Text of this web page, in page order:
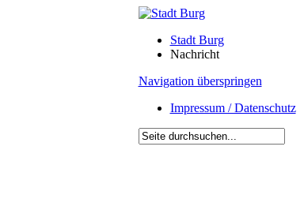
Stadt Burg
Nachricht
Navigation überspringen
Impressum / Datenschutz